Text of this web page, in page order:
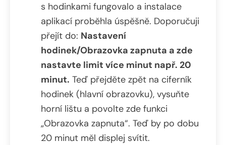
s hodinkami fungovalo a instalace
aplikací proběhla úspěšně. Doporučuji
přejít do: Nastavení
hodinek/Obrazovka zapnuta a zde
nastavte limit více minut např. 20
minut. Teď přejděte zpět na ciferník
hodinek (hlavní obrazovku), vysuňte
horní lištu a povolte zde funkci
„Obrazovka zapnuta“. Teď by po dobu
20 minut měl displej svítit.